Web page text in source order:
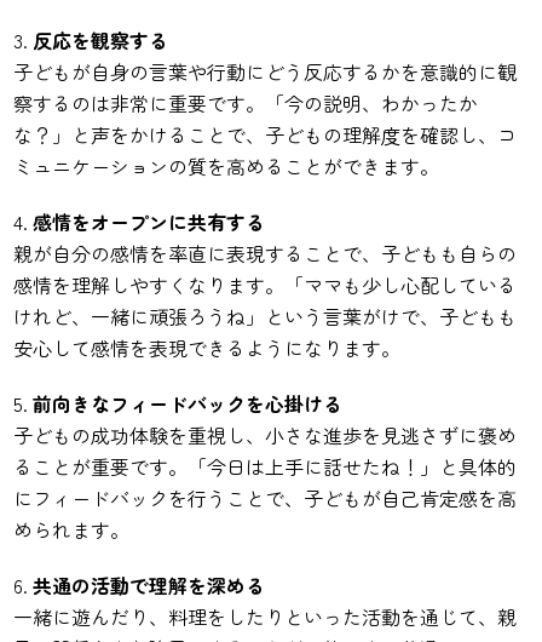
反応を観察する
子どもが自身の言葉や行動にどう反応するかを意識的に観
察するのは非常に重要です。「今の説明、わかったか
な？」と声をかけることで、子どもの理解度を確認し、コ
ミュニケーションの質を高めることができます。
感情をオープンに共有する
親が自分の感情を率直に表現することで、子どもも自らの
感情を理解しやすくなります。「ママも少し心配している
けれど、一緒に頑張ろうね」という言葉がけで、子どもも
安心して感情を表現できるようになります。
前向きなフィードバックを心掛ける
子どもの成功体験を重視し、小さな進歩を見逃さずに褒め
ることが重要です。「今日は上手に話せたね！」と具体的
にフィードバックを行うことで、子どもが自己肯定感を高
められます。
共通の活動で理解を深める
一緒に遊んだり、料理をしたりといった活動を通じて、親